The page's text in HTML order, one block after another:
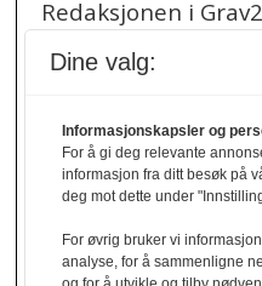
Redaksjonen i
annonser/
denne e-post
Ved å følge linken
Dine valg:
Informasjonskapsler og
For å gi deg relevante
informasjon fra ditt besøk på
deg mot dette under
For øvrig bruker vi
analyse, for å sammenligne